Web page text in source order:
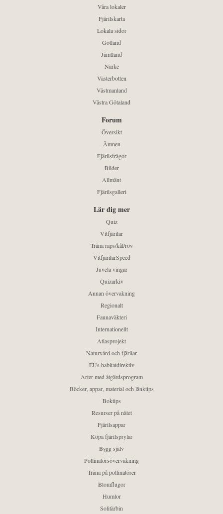
Våra lokaler
Fjärilskarta
Lokala sidor
Gotland
Jämtland
Närke
Västerbotten
Västmanland
Västra Götaland
Forum
Översikt
Ämnen
Fjärilsfrågor
Bilder
Allmänt
Fjärilsgalleri
Lär dig mer
Quiz
Vitfjärilar
Träna raps/kål/rov
VitfjärilarSpeed
Juvela vingar
Quizarkiv
Annan övervakning
Regionalt
Faunaväkteri
Internationellt
Atlasprojekt
Naturvård och fjärilar
EUs habitatdirektiv
Arter med åtgärdsprogram
Böcker, appar, material och länktips
Boktips
Resurser på nätet
Fjärilsappar
Köpa fjärilsprylar
Bygg själv
Pollinatörsövervakning
Träna på pollinatörer
Blomflugor
Humlor
Solitärbin